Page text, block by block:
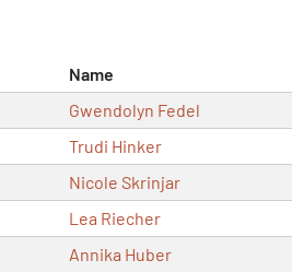
Name
Gwendolyn Fedel
Trudi Hinker
Nicole Skrinjar
Lea Riecher
Annika Huber